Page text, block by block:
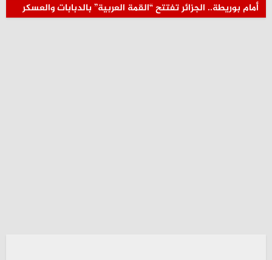
أمام بوريطة.. الجزائر تفتتح “القمة العربية” بالدبابات والعسكر